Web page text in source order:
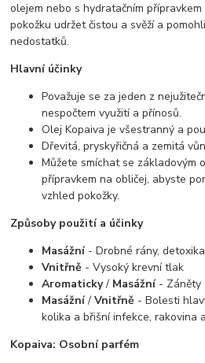
olejem nebo s hydratačním
pokožku udržet čistou a svěží a
nedostatků.
Hlavní účinky
Považuje se za jeden z
nespočtem využití a přínosů.
Olej Kopaiva je všestranný a
Dřevitá, pryskyřičná a zemitá
Můžete smíchat se základovým
přípravkem na obličej, abyste
vzhled pokožky.
Způsoby použití a účinky
Masážní- Drobné rány,
Vnitřně - Vysoký krevní tlak
Aromaticky/ Masážní- Záněty
Masážní/Vnitřně - Bolesti
kolika a břišní infekce, rakovina
Kopaiva: Osobní parfém